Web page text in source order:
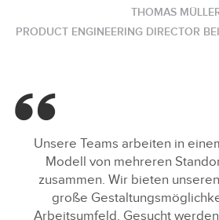
THOMAS
PRODUCT ENGINEERING DIRECTOR
Unsere Teams arbeiten in
Modell von mehreren
zusammen. Wir bieten
große
Arbeitsumfeld. Gesucht